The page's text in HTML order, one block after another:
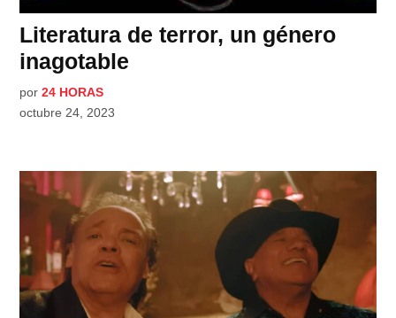
Literatura de terror, un género
inagotable
por 24 HORAS
octubre 24, 2023